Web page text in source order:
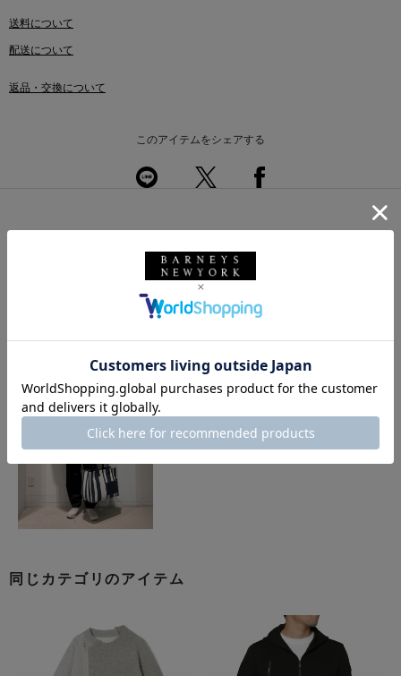
送料について
配送について
返品・交換について
このアイテムをシェアする
このアイテムを使用したスタイリング
同じカテゴリのアイテム